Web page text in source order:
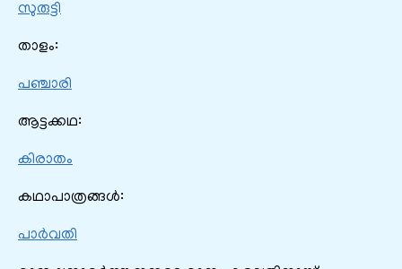
സുരുട്ടി
താളം:
പഞ്ചാരി
ആട്ടക്കഥ:
കിരാതം
കഥാപാത്രങ്ങൾ:
പാർവതി